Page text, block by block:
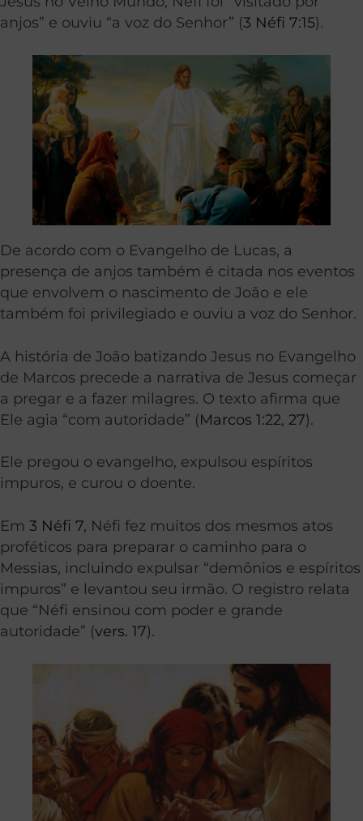
anjos” e ouviu “a voz do Senhor” (3 Néfi 7:15).
De acordo com o Evangelho de Lucas, a
presença de anjos também é citada nos eventos
que envolvem o nascimento de João e ele
também foi privilegiado e ouviu a voz do Senhor.
A história de João batizando Jesus no Evangelho
de Marcos precede a narrativa de Jesus começar
a pregar e a fazer milagres. O texto afirma que
Ele agia “com autoridade” (Marcos 1:22, 27).
Ele pregou o evangelho, expulsou espíritos
impuros, e curou o doente.
Em 3 Néfi 7, Néfi fez muitos dos mesmos atos
proféticos para preparar o caminho para o
Messias, incluindo expulsar “demônios e espíritos
impuros” e levantou seu irmão. O registro relata
que “Néfi ensinou com poder e grande
autoridade” (vers. 17).